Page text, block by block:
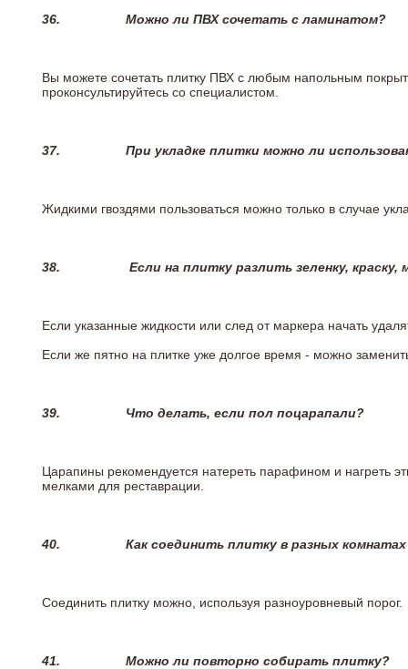
36. Можно ли ПВХ сочетать с ламинатом?
Вы можете сочетать плитку ПВХ с любым напольным
проконсультируйтесь со специалистом.
37. При укладке плитки можно ли
Жидкими гвоздями пользоваться можно только в случае
38. Если на плитку разлить зеленку,
Если указанные жидкости или след от маркера начать
Если же пятно на плитке уже долгое время - можно
39. Что делать, если пол поцарапали?
Царапины рекомендуется натереть парафином и нагреть
мелками для реставрации.
40. Как соединить плитку в разных
Соединить плитку можно, используя разноуровневый порог.
41. Можно ли повторно собирать плитку?